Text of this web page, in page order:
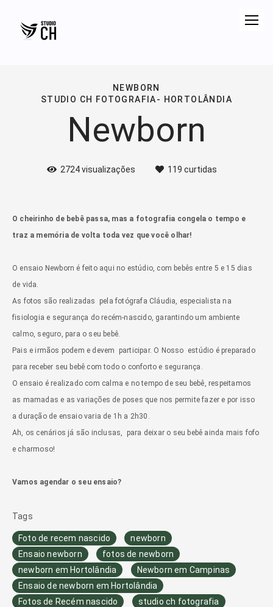
NEWBORN
STUDIO CH FOTOGRAFIA- HORTOLÂNDIA
Newborn
2724visualizações 119 curtidas
O cheirinho de bebê passa, mas a fotografia congela o tempo e
traz a memória de volta toda vez que você olhar!
O ensaio Newborn é feito aqui no estúdio, com bebês entre 5 e 15 dias
de vida.
As fotos são realizadas pela fotógrafa Cláudia, especialista na
fisiologia e segurança do recém-nascido, garantindo um ambiente
calmo, seguro, para o seu bebê.
Pais e irmãos podem e devem participar. O Nosso estúdio é preparado
para receber seu bebê com todo o conforto e segurança.
O ensaio é realizado com calma e no tempo de seu bebê, respeitamos
as mamadas e as variações de poses que nos permite fazer e por isso
a duração de ensaio varia de 1h a 2h30.
Ah, os cenários já são inclusas, para deixar o seu bebê ainda mais fofo
e charmoso!
Vamos agendar o seu ensaio?
Tags
Foto de recem nascido
newborn
Ensaio newborn
fotos de newborn
newborn em Hortolândia
Newborn em Campinas
Ensaio de newborn em Hortolândia
Fotos de Recém nascido
studio ch fotografia